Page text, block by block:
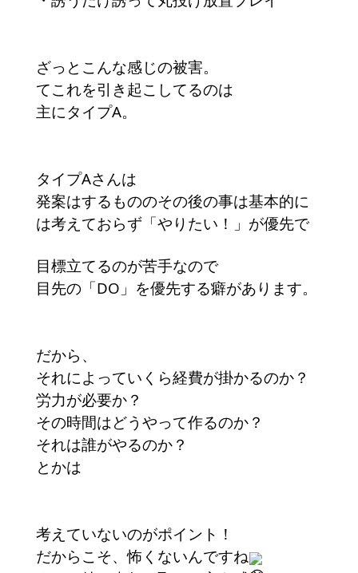
ざっとこんな感じの被害。
てこれを引き起こしてるのは
主にタイプA。
タイプAさんは
発案はするもののその後の事は基本的に
は考えておらず「やりたい！」が優先で
目標立てるのが苦手なので
目先の「DO」を優先する癖があります。
だから、
それによっていくら経費が掛かるのか？
労力が必要か？
その時間はどうやって作るのか？
それは誰がやるのか？
とかは
考えていないのがポイント！
だからこそ、怖くないんですね